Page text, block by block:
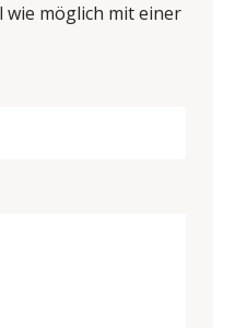
wie möglich mit einer